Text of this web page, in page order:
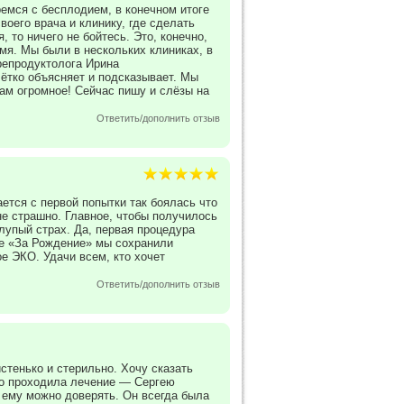
с бесплодием, в конечном итоге
врача и клинику, где сделать
ничего не бойтесь. Это, конечно,
Мы были в нескольких клиниках, в
Ирина
объясняет и подсказывает. Мы
огромное! Сейчас пишу и слёзы на
Ответить/дополнить отзыв
с первой попытки так боялась что
страшно. Главное, чтобы получилось
страх. Да, первая процедура
«За Рождение» мы сохранили
ЭКО. Удачи всем, кто хочет
Ответить/дополнить отзыв
и стерильно. Хочу сказать
проходила лечение — Сергею
можно доверять. Он всегда была